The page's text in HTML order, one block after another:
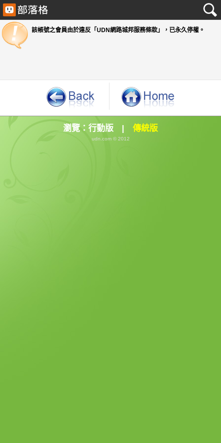
瀏覽： 行動版 | 傳統版
udn.com © 2012